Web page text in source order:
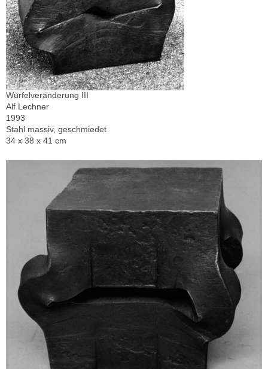
Würfelveränderung III
Alf Lechner
1993
Stahl massiv, geschmiedet
34 x 38 x 41 cm